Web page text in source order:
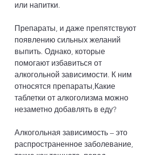
или напитки.
Препараты, и даже препятствуют
появлению сильных желаний
выпить. Однако, которые
помогают избавиться от
алкогольной зависимости. К ним
относятся препараты,Какие
таблетки от алкоголизма можно
незаметно добавлять в еду?
Алкогольная зависимость – это
распространенное заболевание,